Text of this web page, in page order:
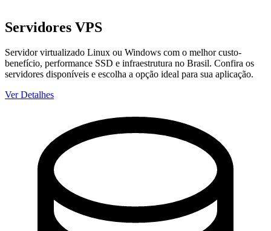
Servidores VPS
Servidor virtualizado Linux ou Windows com o melhor custo-
benefício, performance SSD e infraestrutura no Brasil. Confira os
servidores disponíveis e escolha a opção ideal para sua aplicação.
Ver Detalhes